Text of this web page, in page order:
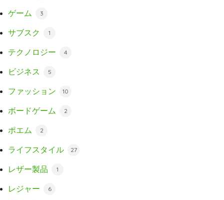
ゲーム 3
サブスク 1
テクノロジー 4
ビジネス 5
ファッション 10
ボードゲーム 2
ポエム 2
ライフスタイル 27
レザー製品 1
レジャー 6